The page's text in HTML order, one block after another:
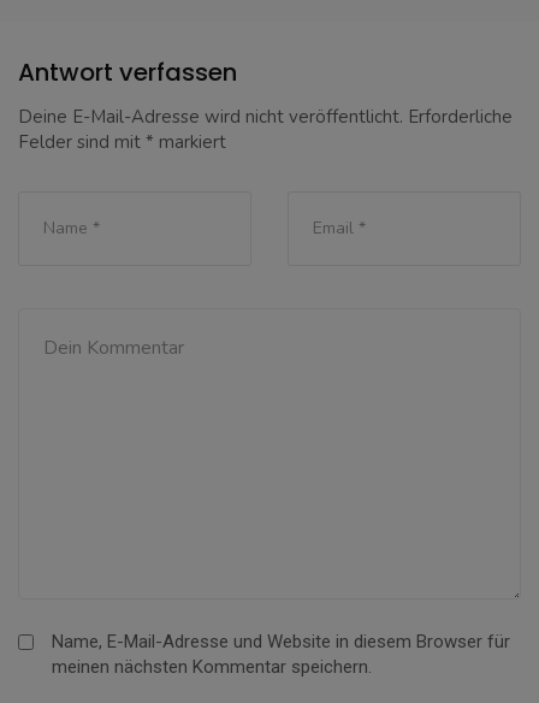
Antwort verfassen
Deine E-Mail-Adresse wird nicht veröffentlicht. Erforderliche
Felder sind mit * markiert
Name, E-Mail-Adresse und Website in diesem Browser für
meinen nächsten Kommentar speichern.